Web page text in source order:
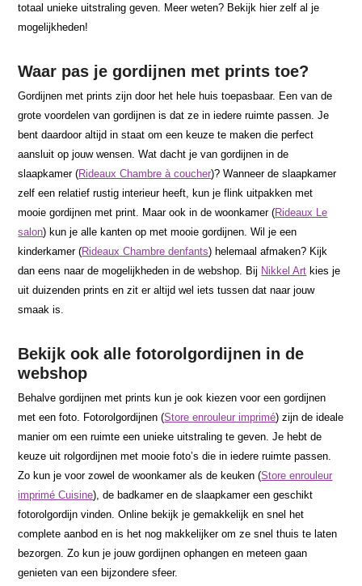
totaal unieke uitstraling geven. Meer weten? Bekijk hier zelf al je
mogelijkheden!
Waar pas je gordijnen met prints toe?
Gordijnen met prints zijn door het hele huis toepasbaar. Een van de
grote voordelen van gordijnen is dat ze in iedere ruimte passen. Je
bent daardoor altijd in staat om een keuze te maken die perfect
aansluit op jouw wensen. Wat dacht je van gordijnen in de
slaapkamer (Rideaux Chambre à coucher)? Wanneer de slaapkamer
zelf een relatief rustig interieur heeft, kun je flink uitpakken met
mooie gordijnen met print. Maar ook in de woonkamer (Rideaux Le
salon) kun je alle kanten op met mooie gordijnen. Wil je een
kinderkamer (Rideaux Chambre denfants) helemaal afmaken? Kijk
dan eens naar de mogelijkheden in de webshop. Bij Nikkel Art kies je
uit duizenden prints en zit er altijd wel iets tussen dat naar jouw
smaak is.
Bekijk ook alle fotorolgordijnen in de
webshop
Behalve gordijnen met prints kun je ook kiezen voor een gordijnen
met een foto. Fotorolgordijnen (Store enrouleur imprimé) zijn de ideale
manier om een ruimte een unieke uitstraling te geven. Je hebt de
keuze uit rolgordijnen met mooie foto’s die in iedere ruimte passen.
Zo kun je voor zowel de woonkamer als de keuken (Store enrouleur
imprimé Cuisine), de badkamer en de slaapkamer een geschikt
fotorolgordijn vinden. Online bekijk je gemakkelijk en snel het
complete aanbod en is het nog makkelijker om ze snel thuis te laten
bezorgen. Zo kun je jouw gordijnen ophangen en meteen gaan
genieten van een bijzondere sfeer.